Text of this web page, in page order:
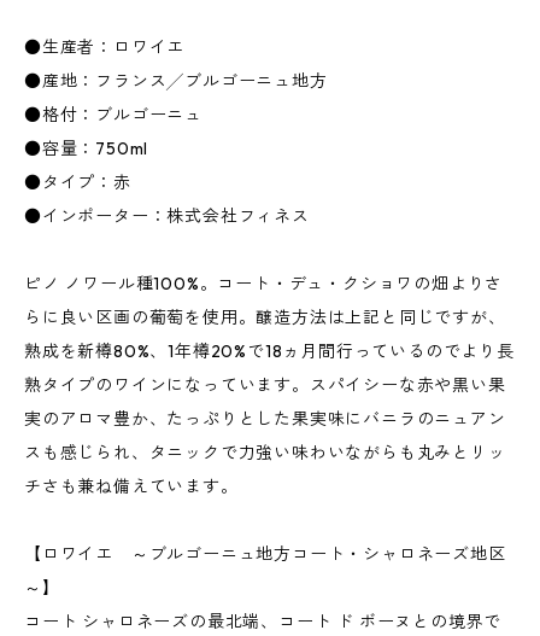
●生産者：ロワイエ
●産地：フランス╱ブルゴーニュ地方
●格付：ブルゴーニュ
●容量：750ml
●タイプ：赤
●インポーター：株式会社フィネス
ピノ ノワール種100%。コート・デュ・クショワの畑よりさ
らに良い区画の葡萄を使用。醸造方法は上記と同じですが、
熟成を新樽80%、1年樽20%で18ヵ月間行っているのでより長
熟タイプのワインになっています。スパイシーな赤や黒い果
実のアロマ豊か、たっぷりとした果実味にバニラのニュアン
スも感じられ、タニックで力強い味わいながらも丸みとリッ
チさも兼ね備えています。
【ロワイエ ～ブルゴーニュ地方コート・シャロネーズ地区
～】
コート シャロネーズの最北端、コート ド ボーヌとの境界で